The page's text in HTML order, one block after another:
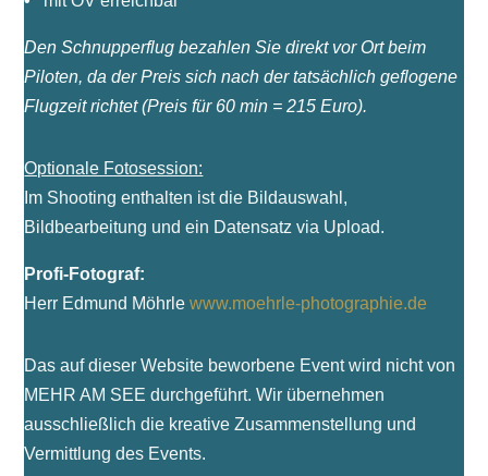
Den Schnupperflug bezahlen Sie direkt vor Ort beim
Piloten, da der Preis sich nach der tatsächlich geflogene
Flugzeit richtet (Preis für 60 min = 215 Euro).
Optionale Fotosession:
Im Shooting enthalten ist die Bildauswahl,
Bildbearbeitung und ein Datensatz via Upload.
Profi-Fotograf:
Herr Edmund Möhrlewww.moehrle-photographie.de
Das auf dieser Website beworbene Event wird nicht von
MEHR AM SEE durchgeführt. Wir übernehmen
ausschließlich die kreative Zusammenstellung und
Vermittlung des Events.